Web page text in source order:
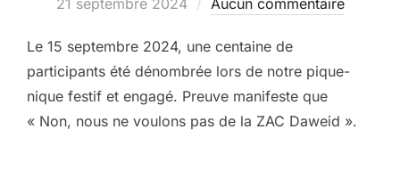
21 septembre 2024 Aucun commentaire
Le 15 septembre 2024, une centaine de
participants été dénombrée lors de notre pique-
nique festif et engagé. Preuve manifeste que
« Non, nous ne voulons pas de la ZAC Daweid ».